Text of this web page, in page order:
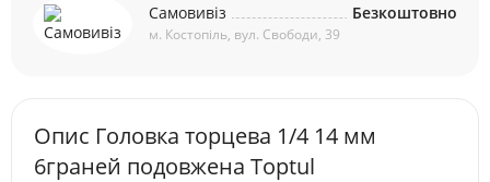
Самовивіз
м. Костопіль, вул. Свободи, 39
Безкоштовно
Опис Головка торцева 1/4 14 мм
6граней подовжена Toptul